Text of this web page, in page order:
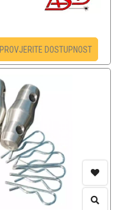
PROVJERITE DOSTUPNOST